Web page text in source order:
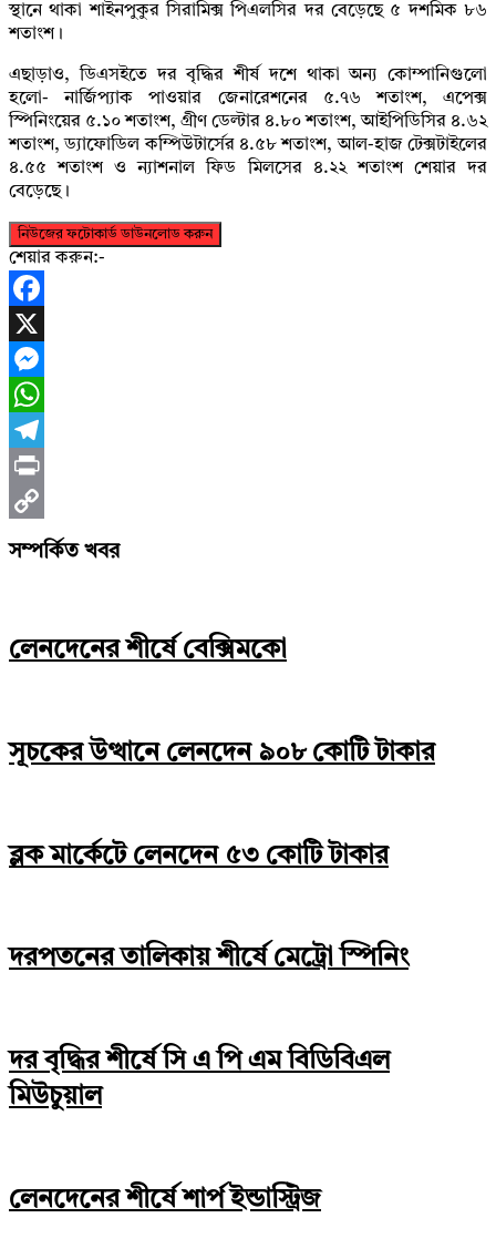
স্থানে থাকা শাইনপুকুর সিরামিক্স পিএলসির দর বেড়েছে ৫ দশমিক ৮৬
শতাংশ।
এছাড়াও, ডিএসইতে দর বৃদ্ধির শীর্ষ দশে থাকা অন্য কোম্পানিগুলো
হলো- নার্জিপ্যাক পাওয়ার জেনারেশনের ৫.৭৬ শতাংশ, এপেক্স
স্পিনিংয়ের ৫.১০ শতাংশ, গ্রীণ ডেল্টার ৪.৮০ শতাংশ, আইপিডিসির ৪.৬২
শতাংশ, ড্যাফোডিল কম্পিউটার্সের ৪.৫৮ শতাংশ, আল-হাজ টেক্সটাইলের
৪.৫৫ শতাংশ ও ন্যাশনাল ফিড মিলসের ৪.২২ শতাংশ শেয়ার দর
বেড়েছে।
নিউজের ফটোকার্ড ডাউনলোড করুন
শেয়ার করুন:-
Facebook
X
Messenger
WhatsApp
Telegram
Print
Copy
সম্পর্কিত খবর
লেনদেনের শীর্ষে বেক্সিমকো
সূচকের উত্থানে লেনদেন ৯০৮ কোটি টাকার
ব্লক মার্কেটে লেনদেন ৫৩ কোটি টাকার
দরপতনের তালিকায় শীর্ষে মেট্রো স্পিনিং
দর বৃদ্ধির শীর্ষে সি এ পি এম বিডিবিএল
মিউচুয়াল
লেনদেনের শীর্ষে শার্প ইন্ডাস্ট্রিজ